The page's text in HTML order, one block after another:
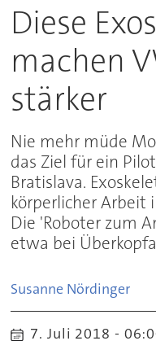
Diese
machen
stärker
Nie mehr müde
das Ziel für ein
Bratislava.
körperlicher Arbeit
Die 'Roboter zum
etwa bei
Susanne Nördinger
7. Juli 2018 -